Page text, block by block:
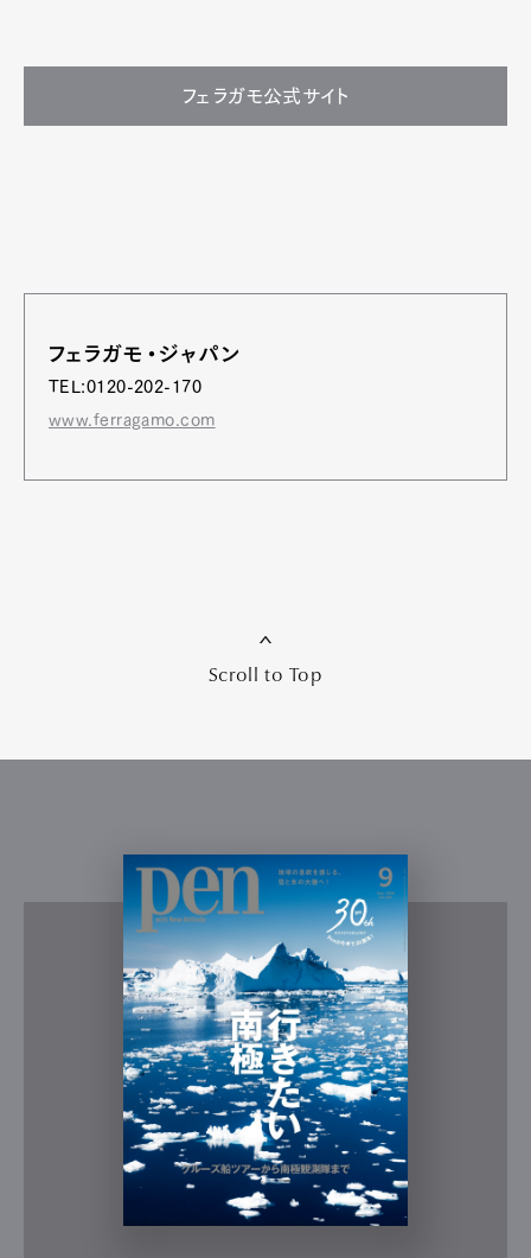
フェラガモ公式サイト
フェラガモ・ジャパン
TEL:0120-202-170
www.ferragamo.com
Scroll to Top